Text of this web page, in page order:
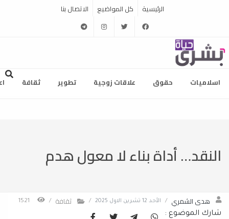
الرئيسية كل المواضيع الاتصال بنا
facebook
twitter
instagram
telegram
اسلاميات حقوق علاقات زوجية تطوير ثقافة
النقد… أداة بناء لا معول هدم
هدى الشمري / الأحد 12 تشرين الاول 2025 / ثقافة /
شارك الموضوع :